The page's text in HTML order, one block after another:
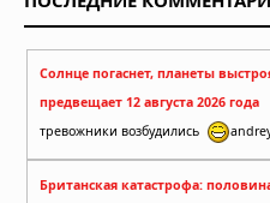
Солнце погаснет, планеты
предвещает 12 августа 2026 года
тревожники возбудились
Британская катастрофа: